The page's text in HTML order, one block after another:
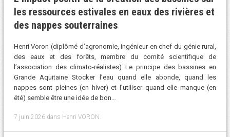
les ressources estivales en eaux des rivières et
des nappes souterraines
Henri Voron (diplômé d’agronomie, ingénieur en chef du génie rural,
des eaux et des forêts, membre du comité scientifique de
l’association des climato-réalistes) Le principe des bassines en
Grande Aquitaine Stocker l’eau quand elle abonde, quand les
nappes sont pleines (en hiver) et l’utiliser quand elle manque (en
été) semble être une idée de bon…
7 juin 2026dans Henri VORON